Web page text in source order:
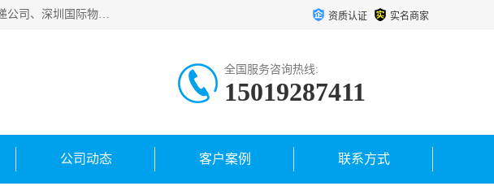
深圳市鑫飞速国际物流有限公司是一家从事深圳国际快递，业务涵盖范围：深圳DHL国际快递、深圳国际快递公司、深圳国际物流公司、深圳国际快递、深圳DHL国际快递电话可拨打全国服务热线：15019287411。欢迎各位亲来人来电到我司洽谈合作。 资质认证 实名商家
全国服务咨询热线:
15019287411
公司动态 客户案例 联系方式